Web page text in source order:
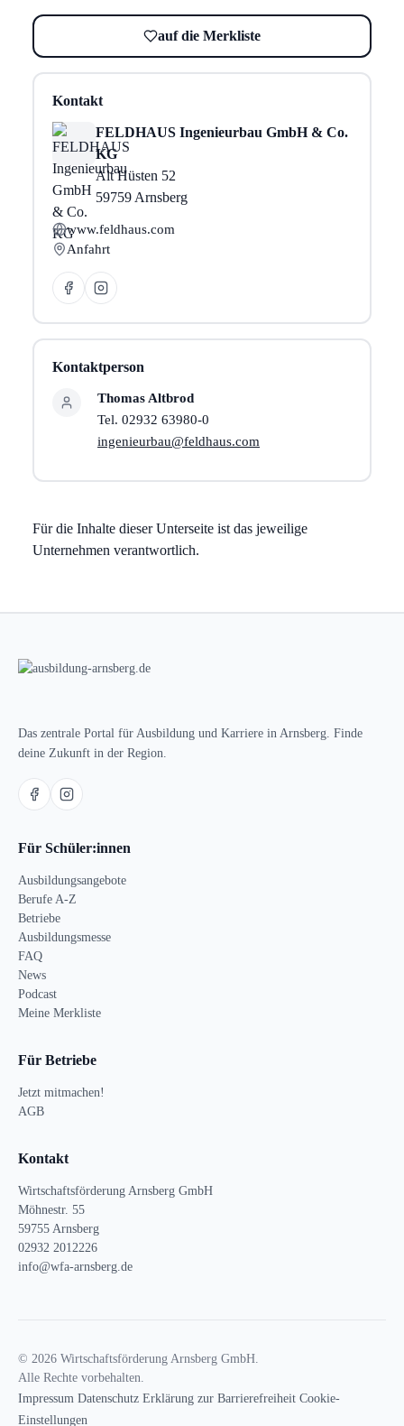
auf die Merkliste
Kontakt
FELDHAUS Ingenieurbau GmbH & Co.
KG
Alt Hüsten 52
59759 Arnsberg
www.feldhaus.com
Anfahrt
Kontaktperson
Thomas Altbrod
Tel. 02932 63980-0
ingenieurbau@feldhaus.com
Für die Inhalte dieser Unterseite ist das jeweilige
Unternehmen verantwortlich.
Das zentrale Portal für Ausbildung und Karriere in Arnsberg. Finde
deine Zukunft in der Region.
Für Schüler:innen
Ausbildungsangebote
Berufe A-Z
Betriebe
Ausbildungsmesse
FAQ
News
Podcast
Meine Merkliste
Für Betriebe
Jetzt mitmachen!
AGB
Kontakt
Wirtschaftsförderung Arnsberg GmbH
Möhnestr. 55
59755 Arnsberg
02932 2012226
info@wfa-arnsberg.de
© 2026 Wirtschaftsförderung Arnsberg GmbH.
Alle Rechte vorbehalten.
Impressum Datenschutz Erklärung zur Barrierefreiheit Cookie-
Einstellungen